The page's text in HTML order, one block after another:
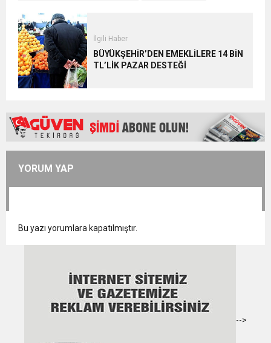
İlgili Haber
BÜYÜKŞEHİR’DEN EMEKLİLERE 14 BİN
TL’LİK PAZAR DESTEĞİ
YORUM YAP
Bu yazı yorumlara kapatılmıştır.
-->